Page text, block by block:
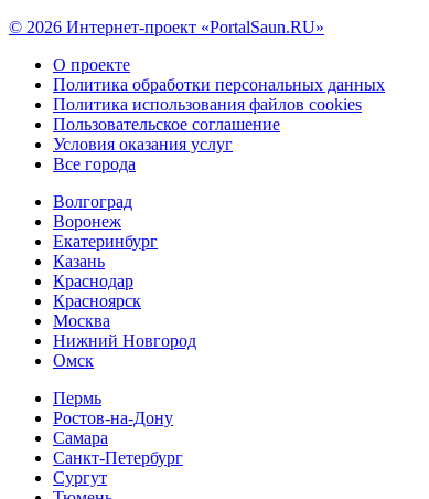
© 2026 Интернет-проект «PortalSaun.RU»
О проекте
Политика обработки персональных данных
Политика использования файлов cookies
Пользовательское соглашение
Условия оказания услуг
Все города
Волгоград
Воронеж
Екатеринбург
Казань
Краснодар
Красноярск
Москва
Нижний Новгород
Омск
Пермь
Ростов-на-Дону
Самара
Санкт-Петербург
Сургут